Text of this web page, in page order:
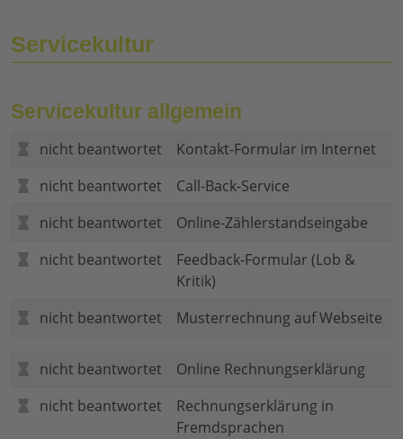
Servicekultur
Servicekultur allgemein
nicht beantwortet
Kontakt-Formular im Internet
nicht beantwortet
Call-Back-Service
nicht beantwortet
Online-Zählerstandseingabe
nicht beantwortet
Feedback-Formular (Lob &
Kritik)
nicht beantwortet
Musterrechnung auf Webseite
nicht beantwortet
Online Rechnungserklärung
nicht beantwortet
Rechnungserklärung in
Fremdsprachen